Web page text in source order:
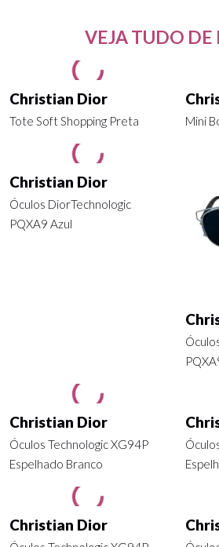
VEJA TUDO DE
Christian Dior
Tote Soft Shopping Preta Mini
Christian Dior
Óculos DiorTechnologic
PQXA9 Azul
Christian Dior
Óculos Technologic XG94P
Espelhado Branco
Christian Dior